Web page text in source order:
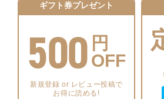
当社は、個人情報の正確性及び安全
に、下記セキュリティ対策をはじめ
施し、個人情報の漏えい、滅失また
正に努めます。
アクセス制御
個人データを取り扱うことの
機器を取り扱う従業者を明確
の不要なアクセスを防止して
ギフト券プレゼント
500 円
OFF
新規登録 or レビュー投稿で
お得に読める!